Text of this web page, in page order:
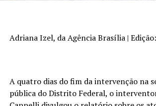
Adriana Izel, da Agência Brasília |
A quatro dias do fim da intervenção na
pública do Distrito Federal, o